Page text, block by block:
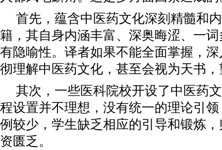
首先，蕴含中医药文化深刻精髓和
籍，其自身内涵丰富、深奥晦涩、一
有隐喻性。译者如果不能全面掌握，
彻理解中医药文化，甚至会视为天书
其次，一些医科院校开设了中医药
程设置并不理想，没有统一的理论引
例较少，学生缺乏相应的引导和锻炼
资匮乏。